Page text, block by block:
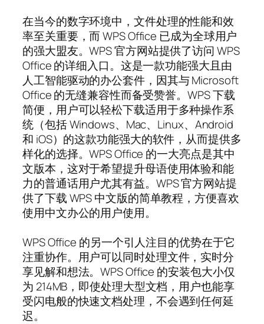
在当今的数字环境中，文件处理的性能和效
率至关重要，而 WPS Office 已成为全球用户
的强大盟友。WPS 官方网站提供了访问 WPS
Office 的详细入口。这是一款功能强大且由
人工智能驱动的办公套件，因其与 Microsoft
Office 的无缝兼容性而备受赞誉。WPS 下载
简便，用户可以轻松下载适用于多种操作系
统（包括 Windows、Mac、Linux、Android
和 iOS）的这款功能强大的软件，从而提供多
样化的选择。WPS Office 的一大亮点是其中
文版本，这对于希望提升母语使用体验和能
力的普通话用户尤其有益。WPS 官方网站提
供了下载 WPS 中文版的简单教程，方便喜欢
使用中文办公的用户使用。
WPS Office 的另一个引人注目的优势在于它
注重协作。用户可以同时处理文件，实时分
享见解和想法。WPS Office 的安装包大小仅
为 214MB，即使处理大型文档，用户也能享
受闪电般的快速文档处理，不会遇到任何延
迟。